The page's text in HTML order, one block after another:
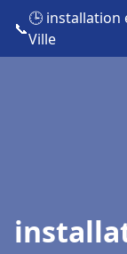
📞
🕒 installation
Ville